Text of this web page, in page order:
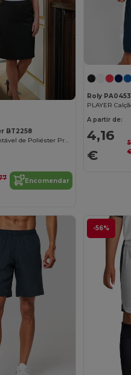
BT2258
Saia Reta Sustentável de Poliéster Premium
Encomendar
Roly PA0453
A partir de:
4,16
€
-56%